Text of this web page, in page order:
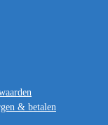
& betalen